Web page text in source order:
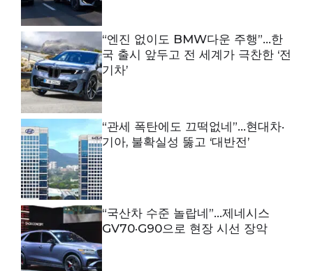
“엔진 없이도 BMW다운 주행”…한
국 출시 앞두고 전 세계가 극찬한 ‘전
기차’
“관세 폭탄에도 끄떡없네”…현대차·
기아, 불확실성 뚫고 ‘대반전’
“국산차 수준 놀랍네”…제네시스
GV70·G90으로 현장 시선 장악